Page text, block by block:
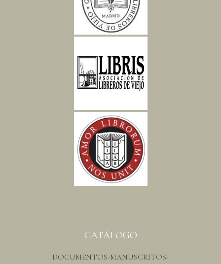
CATÁLOGO
DOCUMENTOS-MANUSCRITOS-